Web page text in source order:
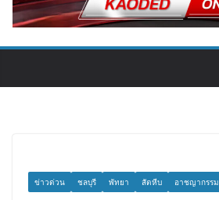
ข่าวด่วน ชลบุรี พัทยา สัตหีบ อาชญากรรม